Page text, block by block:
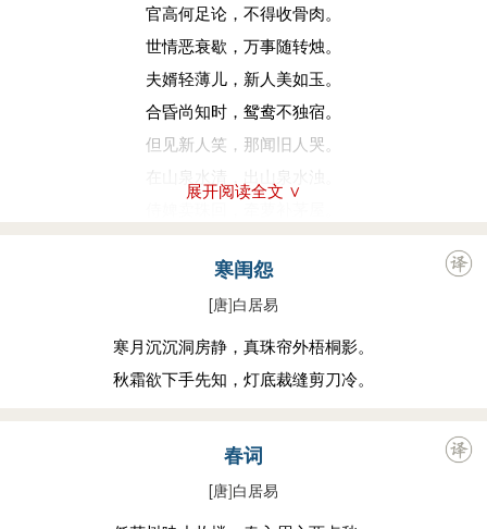
官高何足论，不得收骨肉。
世情恶衰歇，万事随转烛。
夫婿轻薄儿，新人美如玉。
合昏尚知时，鸳鸯不独宿。
但见新人笑，那闻旧人哭。
在山泉水清，出山泉水浊。
天寒翠袖薄，日暮倚修竹。
展开阅读全文 ∨
寒闺怨
[唐]白居易
寒月沉沉洞房静，真珠帘外梧桐影。
秋霜欲下手先知，灯底裁缝剪刀冷。
春词
[唐]白居易